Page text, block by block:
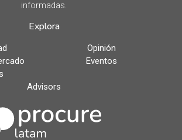
informadas.
Explora
Opinión
Eventos
Advisors